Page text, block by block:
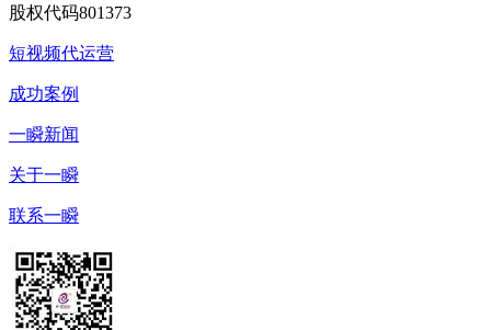
股权代码801373
短视频代运营
成功案例
一瞬新闻
关于一瞬
联系一瞬